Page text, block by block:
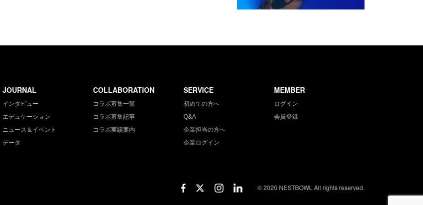
JOURNAL
インタビュー
エデュケーション
ニュース＆イベント
データ
COLLABORATION
コラボ募集一覧
コラボ募集記事
コラボ実績案内
SERVICE
初めての方へ
Q&A
企業担当の方へ
企業ログイン
MEMBER
ログイン
会員登録
© 2020 NESTBOWL All rights reserved.